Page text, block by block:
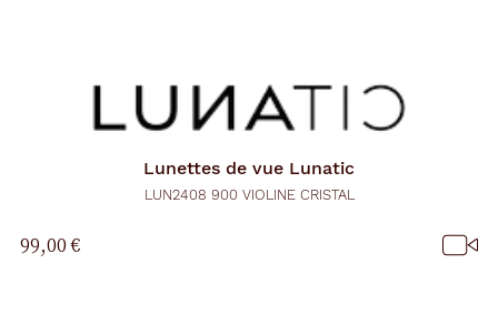
Lunettes de vue Lunatic
LUN2408 900 VIOLINE CRISTAL
99,00 €